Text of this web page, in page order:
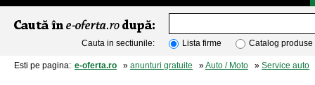
Cauta in sectiunile: Lista firme Catalog produse
Esti pe pagina: e-oferta.ro » anunturi gratuite »Auto / Moto » Service auto